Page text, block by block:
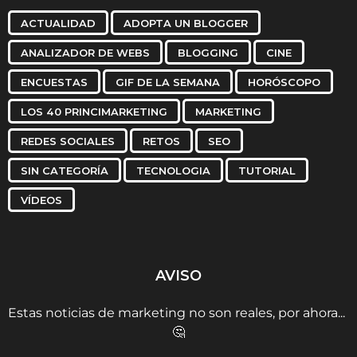
ACTUALIDAD ADOPTA UN BLOGGER
ANALIZADOR DE WEBS BLOGGING CINE
ENCUESTAS GIF DE LA SEMANA HORÓSCOPO
LOS 40 PRINCIMARKETING MARKETING
REDES SOCIALES RETOS SEO
SIN CATEGORÍA TECNOLOGIA TUTORIAL
VÍDEOS
AVISO
Estas noticias de marketing no son reales, por ahora...
🤔